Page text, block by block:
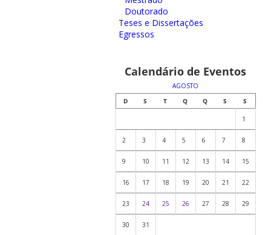
Doutorado
Teses e Dissertações
Egressos
Calendário de Eventos
AGOSTO
D
S T Q Q S S
1
2 3 4 5 6 7 8
9 10 11 12 13 14 15
16 17 18 19 20 21 22
23 24 25 26 27 28 29
30 31